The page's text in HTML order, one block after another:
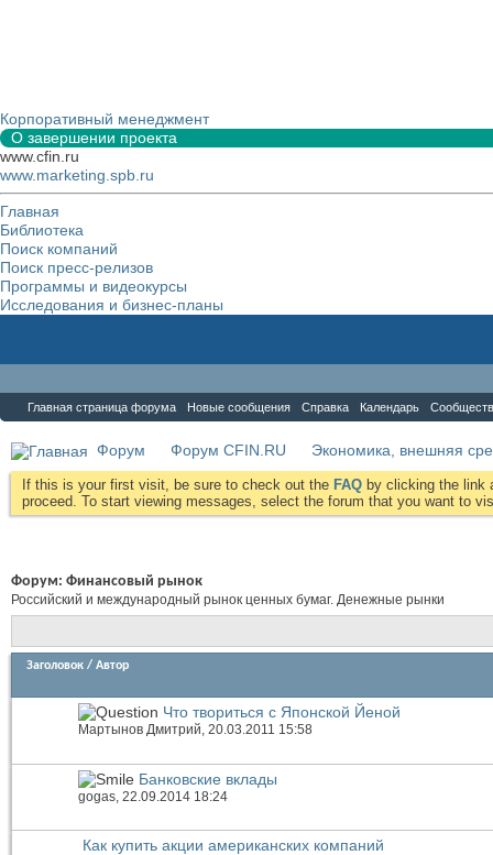
Корпоративный менеджмент
О завершении проекта
www.cfin.ru
www.marketing.spb.ru
Главная
Библиотека
Поиск компаний
Поиск пресс-релизов
Программы и видеокурсы
Исследования и бизнес-планы
Главная страница форума Новые сообщения Справка Календарь
Форум Форум CFIN.RU Экономика, внешняя
If this is your first visit, be sure to check out the FAQ by clicking the link
proceed. To start viewing messages, select the forum that you want to
Форум: Финансовый рынок
Российский и международный рынок ценных бумаг. Денежные рынки
Заголовок / Автор
Что твориться с Японской Йеной
Мартынов Дмитрий, 20.03.2011 15:58
Банковские вклады
gogas, 22.09.2014 18:24
Как купить акции американских компаний